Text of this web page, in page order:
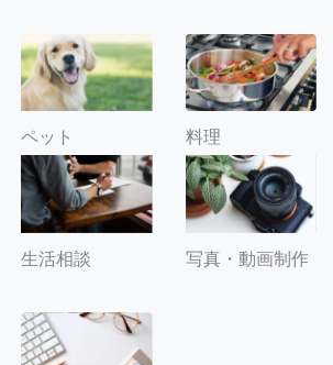
ペット 料理
生活相談 写真・動画制作